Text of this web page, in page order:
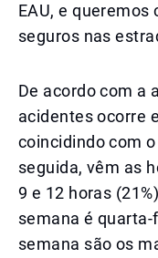
EAU, e
seguros nas
De acordo com a
acidentes ocorre
coincidindo com
seguida, vêm as
9 e 12 horas
semana é
semana são os